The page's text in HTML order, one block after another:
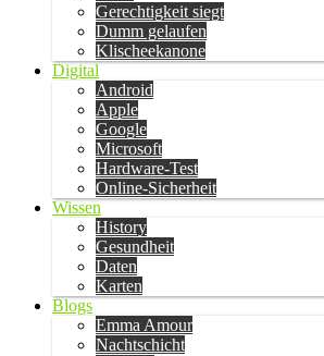
Gerechtigkeit siegt
Dumm gelaufen
Klischeekanone
Digital
Android
Apple
Google
Microsoft
Hardware-Test
Online-Sicherheit
Wissen
History
Gesundheit
Daten
Karten
Blogs
Emma Amour
Nachtschicht